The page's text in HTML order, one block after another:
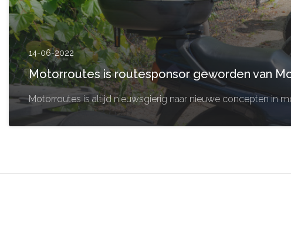
14-06-2022
Motorroutes is routesponsor geworden van
Motorroutes is altijd nieuwsgierig naar nieuwe concepten in